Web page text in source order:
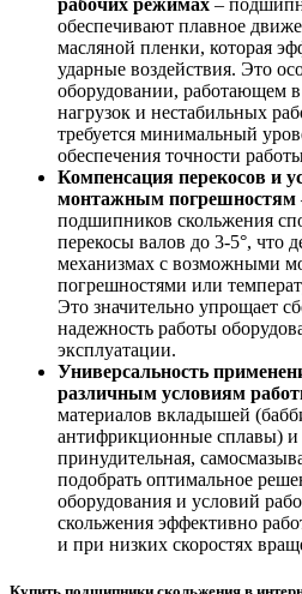
рабочих режимах –
обеспечивают плавное
масляной пленки, которая
ударные воздействия. Это
оборудовании, работающем
нагрузок и нестабильных
требуется минимальный
обеспечения точности
Компенсация перекосов и
монтажным погрешностям
подшипников скольжения
перекосы валов до 3-5°, что
механизмах с возможными
погрешностями или
Это значительно упрощает
надежность работы
эксплуатации.
Универсальность
различным условиям
материалов вкладышей
антифрикционные сплавы) и
принудительная,
подобрать оптимальное
оборудования и условий
скольжения эффективно
и при низких скоростях